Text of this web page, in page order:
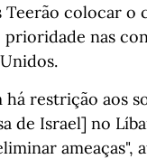
Teerão colocar
nas
restrição aos
de Israel] no
ameaças",